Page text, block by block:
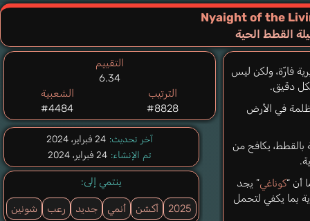
Nyaight of the
القطط الحية
فارّة، ولكن ليس
دقيق.
في الأرض
بالقطط، يكافح من
أن “كوناغي” يجد
بما يكفي لتحمل
التقييم
6.34
الترتيب
#8828
الشعبية
#4484
آخر تحديث: 24 فبراير، 2024
تم الإنشاء: 24 فبراير، 2024
ينتمي إلى:
2025 أكشن أنمي جديد رعب شونين